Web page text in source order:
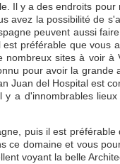
Il y a des endroits
avez la possibilité de
peuvent aussi
préférable que vous
sites à voir à
pour avoir la grande
Juan del Hospital est
y a d'innombrables
puis il est préférable
ce domaine et vous
voyant la belle